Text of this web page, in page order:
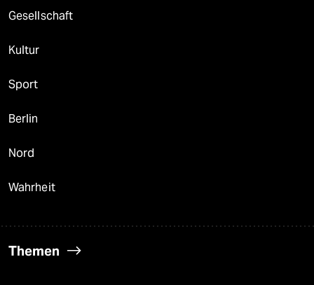
Gesellschaft
Kultur
Sport
Berlin
Nord
Wahrheit
Themen